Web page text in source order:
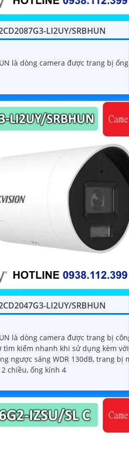
LI2UY/SRBHUN
là dòng camera được trang bị
LI2UY/SRBHUN
là dòng camera được trang bị
tìm kiếm nhanh khi sử dụng kèm
ngược sáng WDR 130dB, trang bị
chiều, ống kính 4